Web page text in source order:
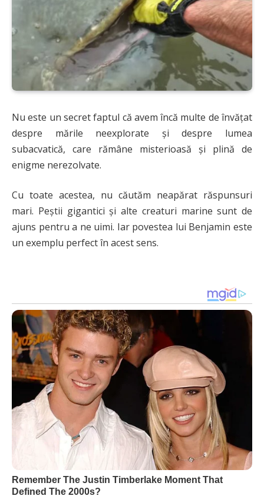
Nu este un secret faptul că avem încă multe de învățat
despre mările neexplorate și despre lumea
subacvatică, care rămâne misterioasă și plină de
enigme nerezolvate.
Cu toate acestea, nu căutăm neapărat răspunsuri
mari. Peștii gigantici și alte creaturi marine sunt de
ajuns pentru a ne uimi. Iar povestea lui Benjamin este
un exemplu perfect în acest sens.